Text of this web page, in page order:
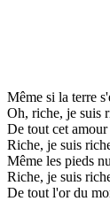
Même si la terre
Oh, riche, je suis
De tout cet
Riche, je suis
Même les pieds
Riche, je suis
De tout l'or du